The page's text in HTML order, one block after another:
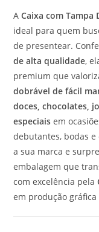
ACaixa com Tampa
ideal para quem
de presentear.
de alta qualidade,
premium que
dobrável de fácil
doces, chocolates,
especiais em
debutantes, bodas e
a sua marca e
embalagem que
com excelência pela
em produção gráfica